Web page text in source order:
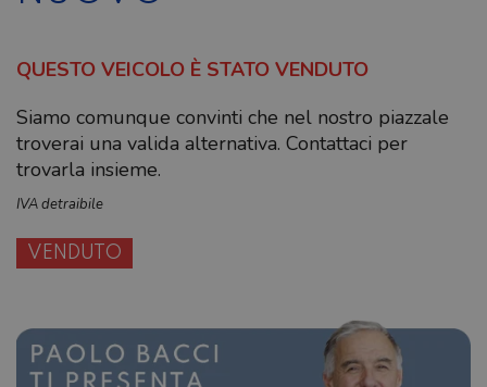
QUESTO VEICOLO È STATO VENDUTO
Siamo comunque convinti che nel nostro piazzale
troverai una valida alternativa. Contattaci per
trovarla insieme.
IVA detraibile
VENDUTO